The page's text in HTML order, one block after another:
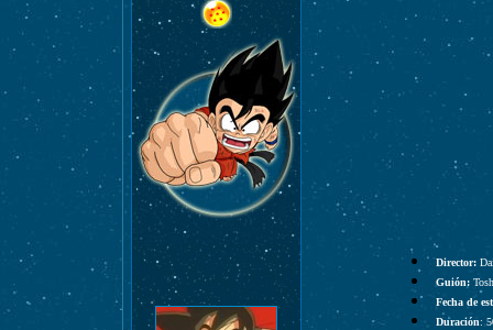
Director:
Guión:
Fecha de
Duración: